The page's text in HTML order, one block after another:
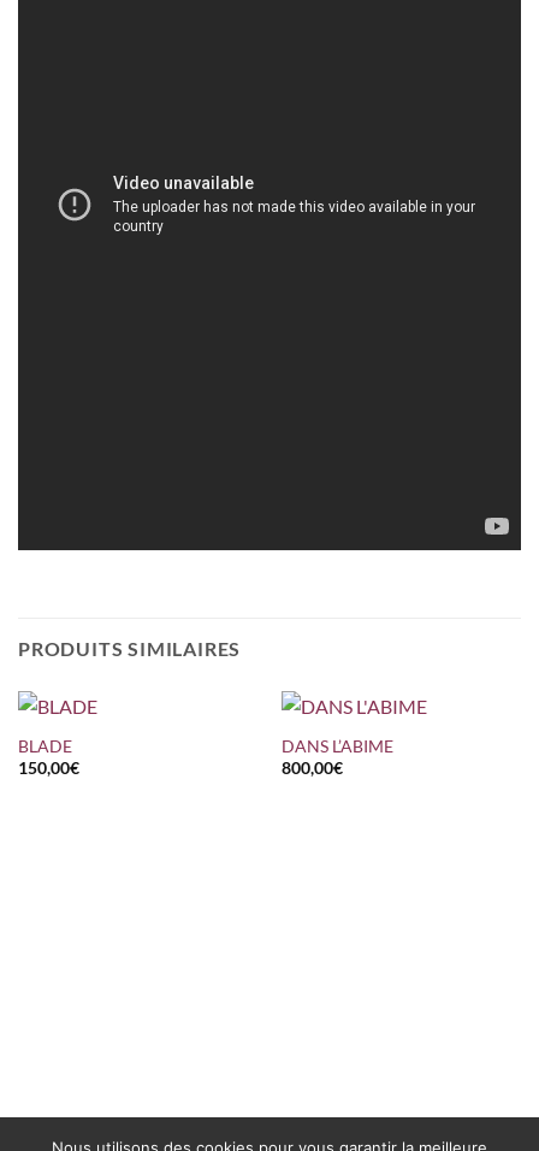
PRODUITS SIMILAIRES
BLADE
150,00€
DANS L’ABIME
800,00€
Nous utilisons des cookies pour vous garantir la meilleure